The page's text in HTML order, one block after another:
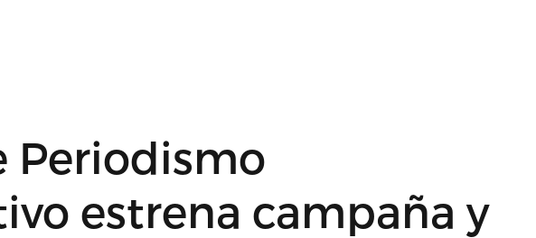
Periodismo
estrena campaña y